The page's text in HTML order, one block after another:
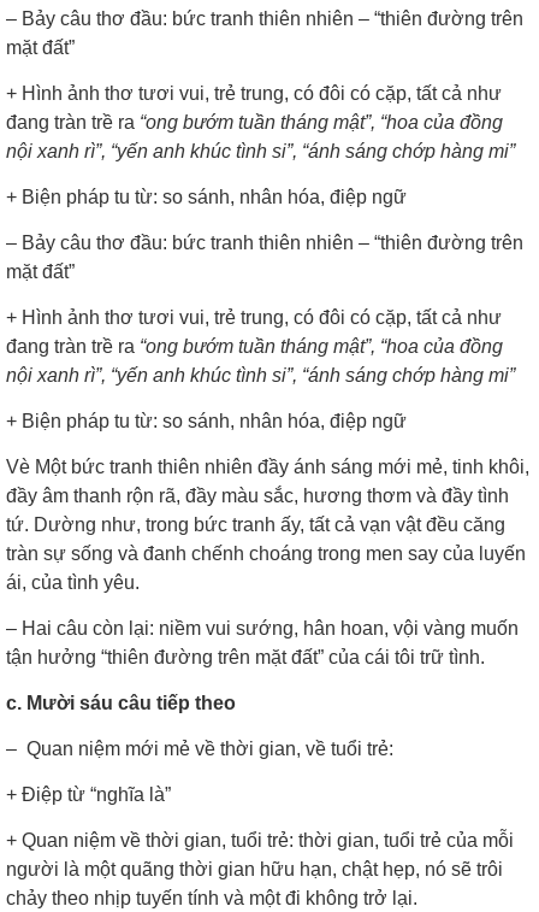
– Bảy câu thơ đầu: bức tranh thiên nhiên – “thiên đường trên
mặt đất”
+ Hình ảnh thơ tươi vui, trẻ trung, có đôi có cặp, tất cả như
đang tràn trề ra “ong bướm tuần tháng mật”, “hoa của đồng
nội xanh rì”, “yến anh khúc tình si”, “ánh sáng chớp hàng mi”
+ Biện pháp tu từ: so sánh, nhân hóa, điệp ngữ
– Bảy câu thơ đầu: bức tranh thiên nhiên – “thiên đường trên
mặt đất”
+ Hình ảnh thơ tươi vui, trẻ trung, có đôi có cặp, tất cả như
đang tràn trề ra “ong bướm tuần tháng mật”, “hoa của đồng
nội xanh rì”, “yến anh khúc tình si”, “ánh sáng chớp hàng mi”
+ Biện pháp tu từ: so sánh, nhân hóa, điệp ngữ
Vè Một bức tranh thiên nhiên đầy ánh sáng mới mẻ, tinh khôi,
đầy âm thanh rộn rã, đầy màu sắc, hương thơm và đầy tình
tứ. Dường như, trong bức tranh ấy, tất cả vạn vật đều căng
tràn sự sống và đanh chếnh choáng trong men say của luyến
ái, của tình yêu.
– Hai câu còn lại: niềm vui sướng, hân hoan, vội vàng muốn
tận hưởng “thiên đường trên mặt đất” của cái tôi trữ tình.
c. Mười sáu câu tiếp theo
– Quan niệm mới mẻ về thời gian, về tuổi trẻ:
+ Điệp từ “nghĩa là”
+ Quan niệm về thời gian, tuổi trẻ: thời gian, tuổi trẻ của mỗi
người là một quãng thời gian hữu hạn, chật hẹp, nó sẽ trôi
chảy theo nhịp tuyến tính và một đi không trở lại.